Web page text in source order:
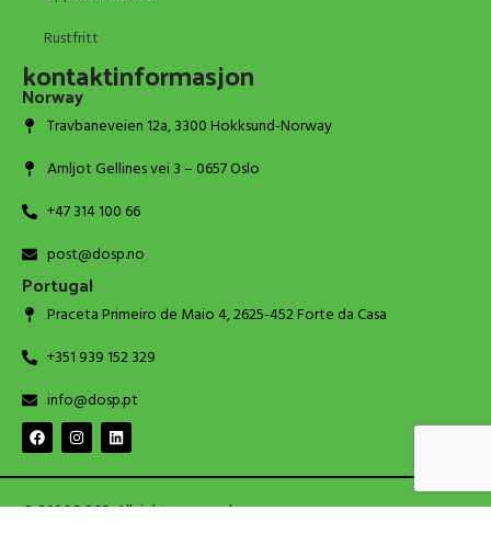
Rustfritt
kontaktinformasjon
Norway
Travbaneveien 12a, 3300 Hokksund-Norway
Arnljot Gellines vei 3 – 0657 Oslo
+47 314 100 66
post@dosp.no
Portugal
Praceta Primeiro de Maio 4, 2625-452 Forte da Casa
+351 939 152 329
info@dosp.pt
© 2026 DOSP. All rights reserved.